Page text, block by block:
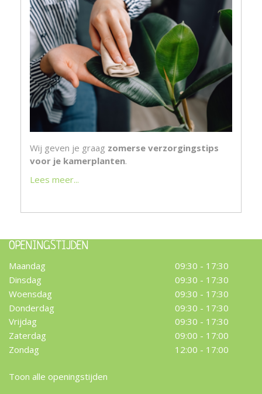
Wij geven je graag zomerse verzorgingstips
voor je kamerplanten.
Lees meer...
OPENINGSTIJDEN
Maandag
09:30 - 17:30
Dinsdag
09:30 - 17:30
Woensdag
09:30 - 17:30
Donderdag
09:30 - 17:30
Vrijdag
09:30 - 17:30
Zaterdag
09:00 - 17:00
Zondag
12:00 - 17:00
Toon alle openingstijden